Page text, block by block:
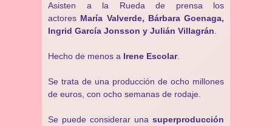
Asisten a la Rueda de prensa los
actores María Valverde, Bárbara Goenaga,
Ingrid García Jonsson y Julián Villagrán
Hecho de menos a Irene Escolar.
Se trata de una producción de ocho millones
de euros, con ocho semanas de rodaje.
Se puede considerar una superproducción